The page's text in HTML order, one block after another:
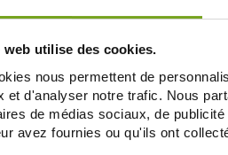
web utilise des cookies.
nous permettent de
et d'analyser notre trafic. Nous
de médias sociaux, de
avez fournies ou qu'ils ont